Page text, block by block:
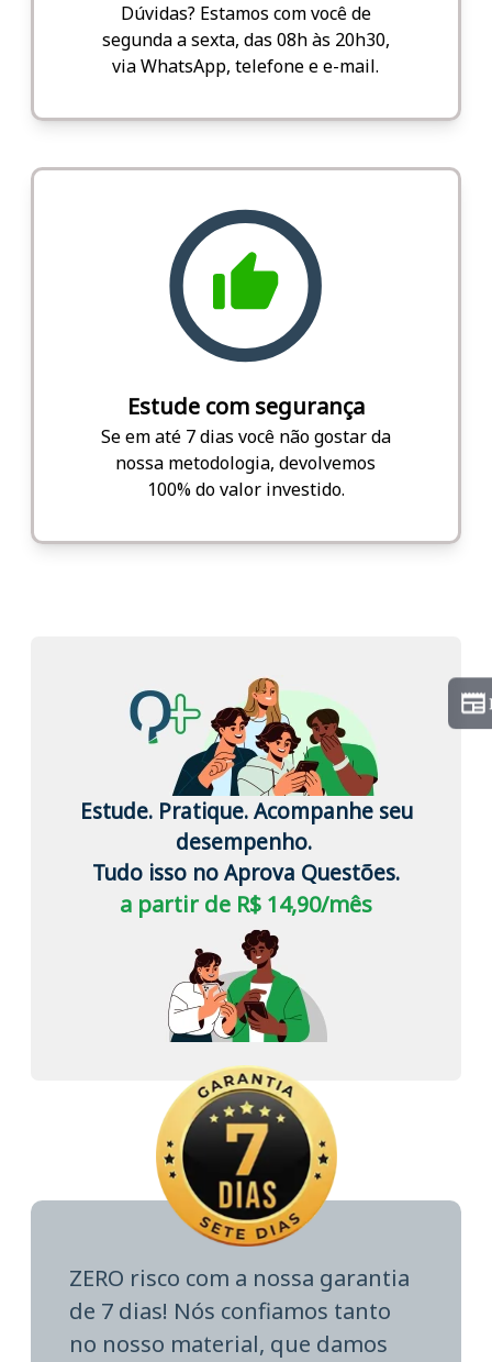
Dúvidas? Estamos com você de
segunda a sexta, das 08h às 20h30,
via WhatsApp, telefone e e-mail.
Estude com segurança
Se em até 7 dias você não gostar da
nossa metodologia, devolvemos
100% do valor investido.
Estude. Pratique. Acompanhe seu
desempenho.
Tudo isso no Aprova Questões.
a partir de R$ 14,90/mês
ZERO risco com a nossa garantia
de 7 dias! Nós confiamos tanto
no nosso material, que damos